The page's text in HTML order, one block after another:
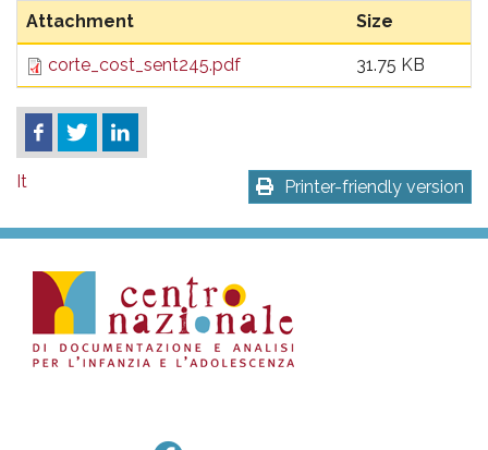
Attachment Size
corte_cost_sent245.pdf 31.75 KB
Printer-friendly version
It